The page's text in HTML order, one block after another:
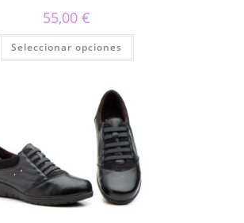
55,00 €
Seleccionar opciones
Este
tiene
elegir
en
la
página
de
producto